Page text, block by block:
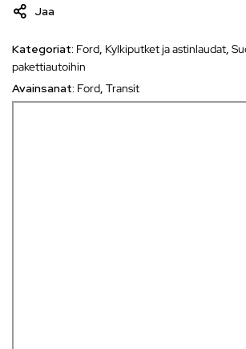
Jaa
Kategoriat: Ford, Kylkiputket ja astinlaudat,
pakettiautoihin
Avainsanat: Ford, Transit